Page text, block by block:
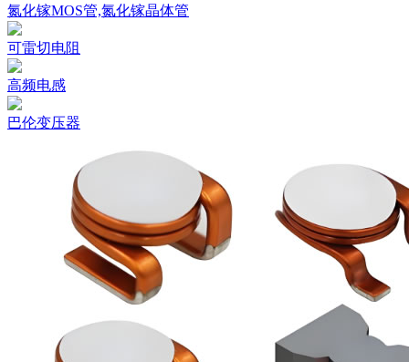
氮化镓MOS管,氮化镓晶体管
可雷切电阻
高频电感
巴伦变压器